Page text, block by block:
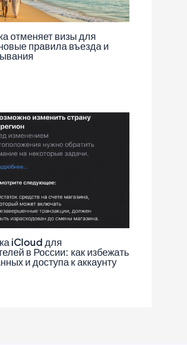
отменяет визы для
правила въезда и
iCloud для
в России: как избежать
и доступа к аккаунту